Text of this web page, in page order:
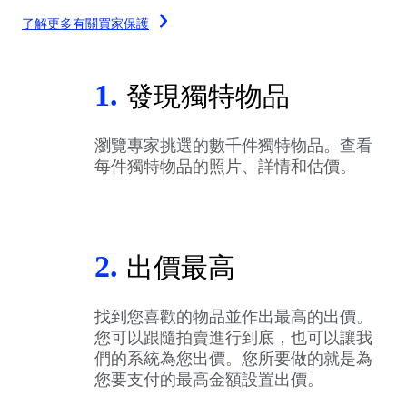
了解更多有關買家保護
1. 發現獨特物品
瀏覽專家挑選的數千件獨特物品。查看
每件獨特物品的照片、詳情和估價。
2. 出價最高
找到您喜歡的物品並作出最高的出價。
您可以跟隨拍賣進行到底，也可以讓我
們的系統為您出價。您所要做的就是為
您要支付的最高金額設置出價。